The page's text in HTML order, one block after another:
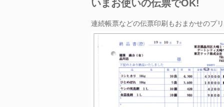
いまお使いの伝票でOK!
連続帳票などの伝票印刷もおまかせのプ